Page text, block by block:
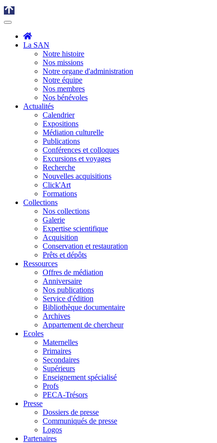
La SAN
Notre histoire
Nos missions
Notre organe d'administration
Notre équipe
Nos membres
Nos bénévoles
Actualités
Calendrier
Expositions
Médiation culturelle
Publications
Conférences et colloques
Excursions et voyages
Recherche
Nouvelles acquisitions
Click'Art
Formations
Collections
Nos collections
Galerie
Expertise scientifique
Acquisition
Conservation et restauration
Prêts et dépôts
Ressources
Offres de médiation
Anniversaire
Nos publications
Service d'édition
Bibliothèque documentaire
Archives
Appartement de chercheur
Ecoles
Maternelles
Primaires
Secondaires
Supérieurs
Enseignement spécialisé
Profs
PECA-Trésors
Presse
Dossiers de presse
Communiqués de presse
Logos
Partenaires